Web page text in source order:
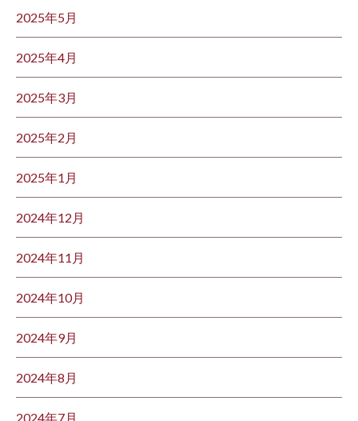
2025年5月
2025年4月
2025年3月
2025年2月
2025年1月
2024年12月
2024年11月
2024年10月
2024年9月
2024年8月
2024年7月